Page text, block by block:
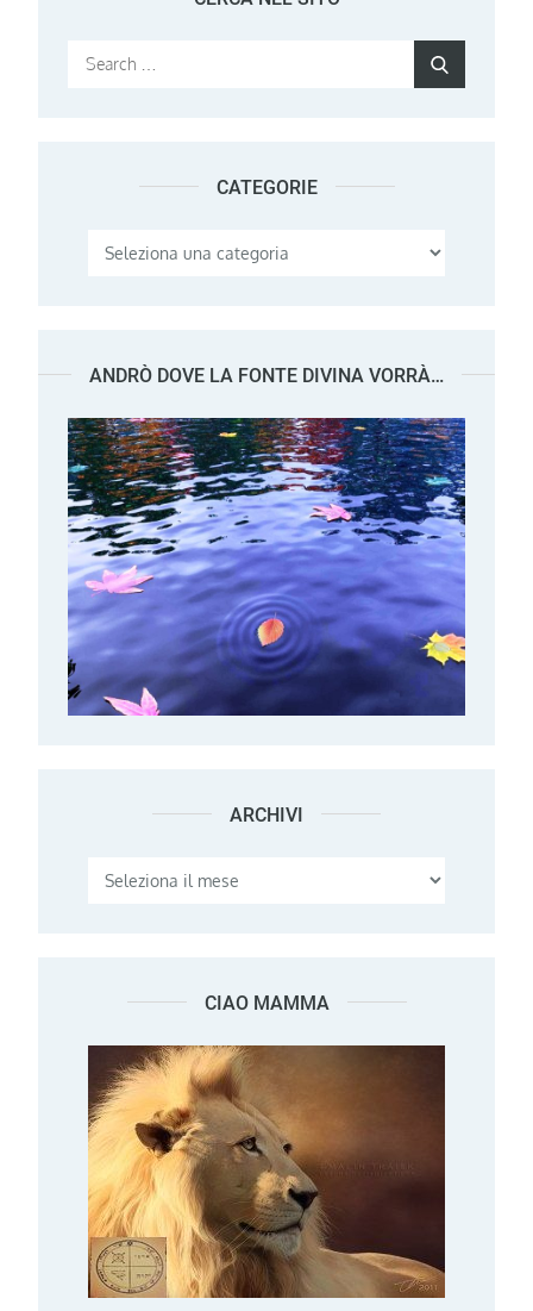
Search
CATEGORIE
Categorie
ANDRÒ DOVE LA FONTE DIVINA VORRÀ…
ARCHIVI Archivi
CIAO MAMMA